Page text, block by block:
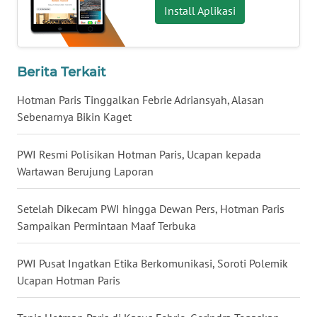
Install Aplikasi
Berita Terkait
Hotman Paris Tinggalkan Febrie Adriansyah, Alasan
Sebenarnya Bikin Kaget
PWI Resmi Polisikan Hotman Paris, Ucapan kepada
Wartawan Berujung Laporan
Setelah Dikecam PWI hingga Dewan Pers, Hotman Paris
Sampaikan Permintaan Maaf Terbuka
PWI Pusat Ingatkan Etika Berkomunikasi, Soroti Polemik
Ucapan Hotman Paris
WN
BABEL
WN
WN
WN
BENGKULU
WN
LAMPUNG
WN
JATENG